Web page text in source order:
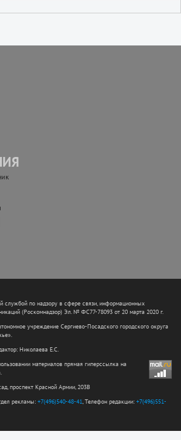
службой по надзору в сфере связи, информационных
(Роскомнадзор) Эл. № ФС77-78093 от 20 марта 2020 г.
учреждение Сергиево-Посадского городского округа
Николаева Е.С.
материалов прямая гиперссылка на
проспект Красной Армии, 203В
рекламы: +7(496)540-48-41, Телефон редакции: +7(496)551-